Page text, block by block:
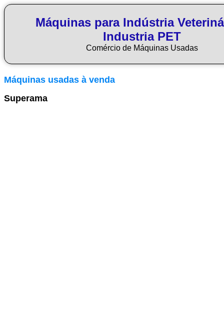
Máquinas para Indústria
Industria PET
Comércio de Máquinas Usadas
Máquinas usadas à venda
Superama